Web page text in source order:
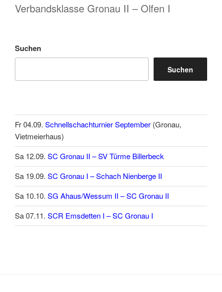
Verbandsklasse Gronau II – Olfen I
Suchen
Suchen
Fr 04.09. Schnellschachturnier September (Gronau,
Vietmeierhaus)
Sa 12.09. SC Gronau II – SV Türme Billerbeck
Sa 19.09. SC Gronau I – Schach Nienberge II
Sa 10.10. SG Ahaus/Wessum II – SC Gronau II
Sa 07.11. SCR Emsdetten I – SC Gronau I